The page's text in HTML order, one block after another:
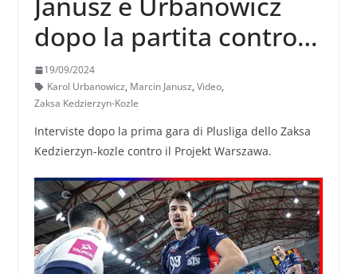
dopo la partita contro
dello Zaksa contro il
Projekt (possibilità di
sottotitoli in italiano
19/09/2024
Karol Urbanowicz, Marcin Janusz, Video,
Zaksa Kedzierzyn-Kozle
Interviste dopo la prima gara di Plusliga dello Zaksa
Kedzierzyn-kozle contro il Projekt Warszawa.